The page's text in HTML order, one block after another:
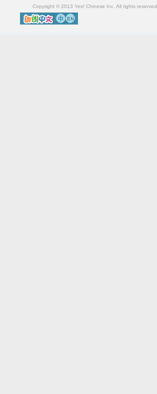
Copyright © 2013 Yes! Chinese Inc. All rights reserved.